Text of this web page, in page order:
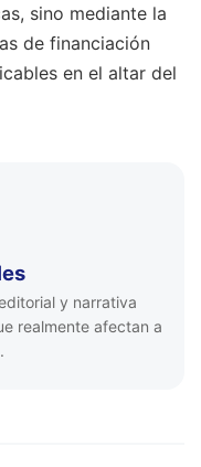
sino mediante la
de financiación
en el altar del
y narrativa
realmente afectan a